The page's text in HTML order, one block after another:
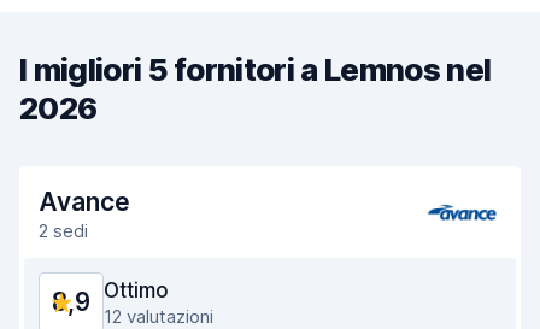
I migliori 5 fornitori a Lemnos nel
2026
Avance
2 sedi
8,9 Ottimo
12 valutazioni